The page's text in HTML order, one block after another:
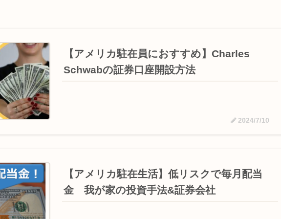
【アメリカ駐在員におすすめ】Charles
Schwabの証券口座開設方法
2024/7/10
【アメリカ駐在生活】低リスクで毎月配当
金 我が家の投資手法&証券会社